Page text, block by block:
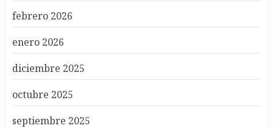
febrero 2026
enero 2026
diciembre 2025
octubre 2025
septiembre 2025